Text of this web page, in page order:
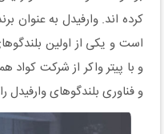
و با پیتر واکر از شرکت کواد
و فناوری بلندگوهای وارفیدل